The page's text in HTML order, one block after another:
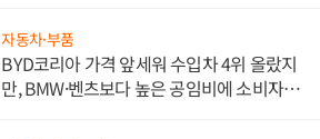
자동차·부품
BYD코리아 가격 앞세워 수입차 4위 올랐지
만, BMW·벤츠보다 높은 공임비에 소비자